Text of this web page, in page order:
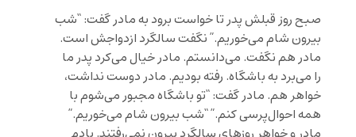
صبح روز قبلش پدر تا خواست برود به مادر گفت: “شب
بیرون شام می‌خوریم.” نگفت سالگرد ازدواجش است.
مادر هم نگفت. می‌دانستم. مادر خیال می‌کرد پدر ما
را می‌برد به باشگاه. رفته بودیم. مادر دوست نداشت،
خواهر هم. مادر گفت: “تو باشگاه مجبور می‌شوم با
همه احوال‌پرسی کنم.” “شب بیرون شام می‌خوریم.”